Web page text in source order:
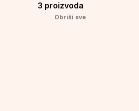
3 proizvoda
Obriši sve